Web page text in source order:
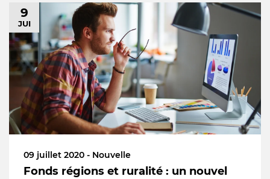
9
JUI
09 juillet 2020 - Nouvelle
Fonds régions et ruralité : un nouvel